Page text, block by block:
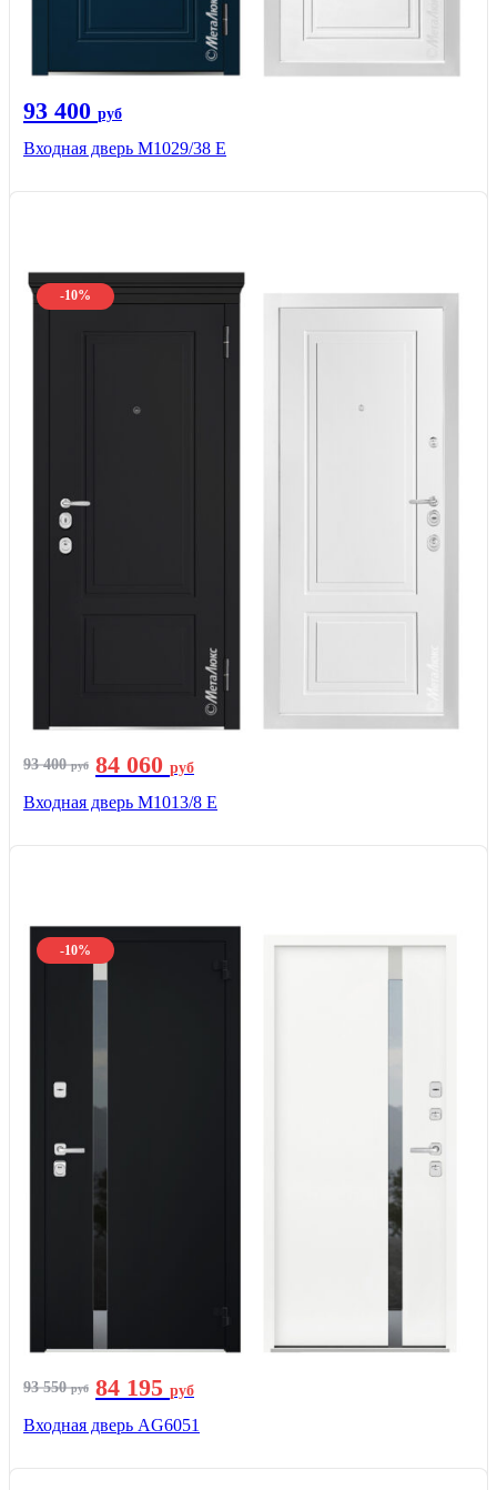
93 400 руб
Входная дверь М1029/38 E
-10%
93 400руб 84 060 руб
Входная дверь М1013/8 E
-10%
93 550руб 84 195 руб
Входная дверь AG6051